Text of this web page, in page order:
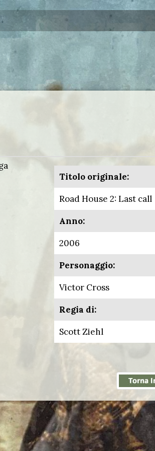
Titolo originale:
Road House 2: Last call
Anno:
2006
Personaggio:
Victor Cross
Regia di:
Scott Ziehl